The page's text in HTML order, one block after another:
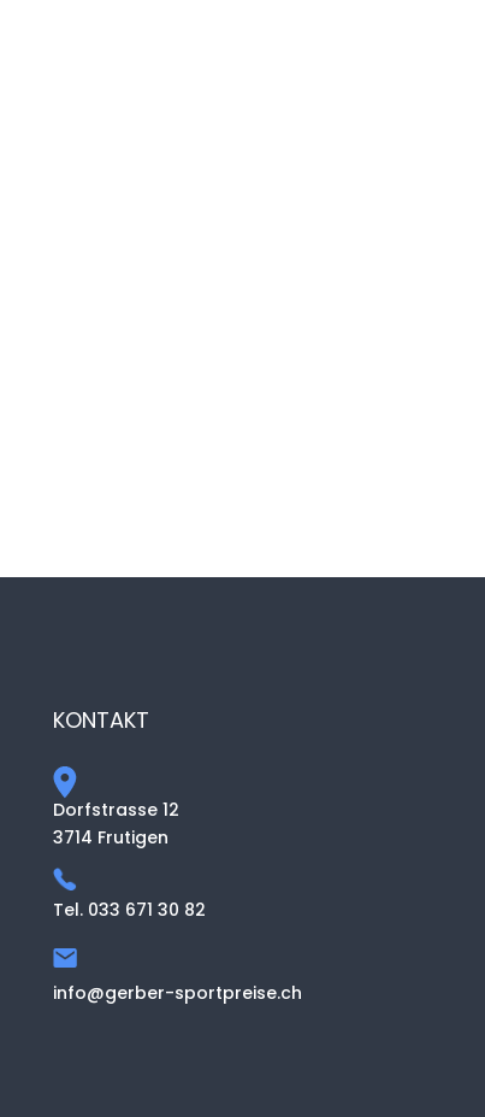
KONTAKT
Dorfstrasse 12
3714 Frutigen
Tel. 033 671 30 82
info@gerber-sportpreise.ch